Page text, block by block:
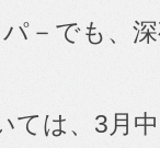
－でも、
ては、 3月